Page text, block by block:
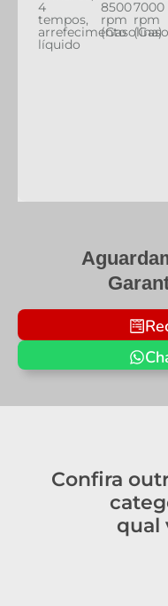
4
tempos,
arrefecimento
líquido
8500
rpm
(Gasolina)
7000
rpm
Confira
qual